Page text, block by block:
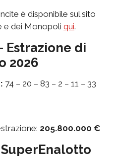
è disponibile sul sito
e dei Monopoli qui.
Estrazione di
2026
74 – 20 – 83 – 2 – 11 – 33
205.800.000 €